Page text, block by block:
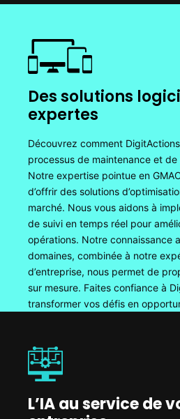
Des solutions
expertes
Découvrez comment
processus de maintenance et
Notre expertise pointue en
d’offrir des solutions
marché. Nous vous aidons à
de suivi en temps réel pour
opérations. Notre connaissance
domaines, combinée à notre
d’entreprise, nous permet de
sur mesure. Faites confiance à
transformer vos défis en
L’IA au service de